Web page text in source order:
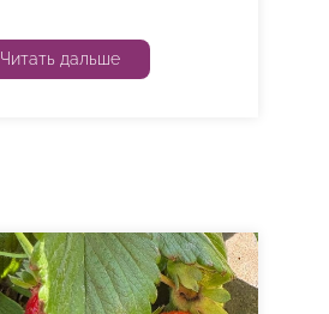
Читать дальше